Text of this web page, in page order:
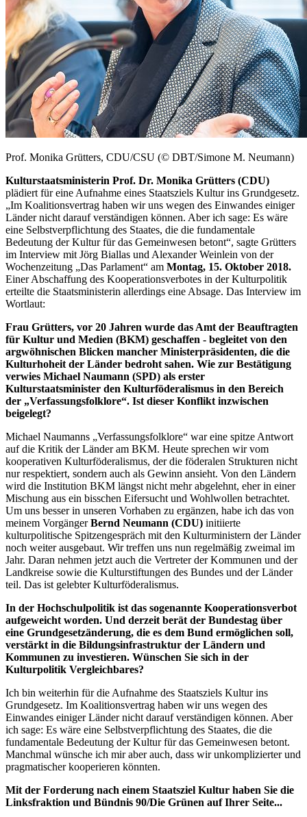
Prof. Monika Grütters, CDU/CSU (© DBT/Simone M. Neumann)
Kulturstaatsministerin Prof. Dr. Monika Grütters (CDU)
plädiert für eine Aufnahme eines Staatsziels Kultur ins Grundgesetz.
„Im Koalitionsvertrag haben wir uns wegen des Einwandes einiger
Länder nicht darauf verständigen können. Aber ich sage: Es wäre
eine Selbstverpflichtung des Staates, die die fundamentale
Bedeutung der Kultur für das Gemeinwesen betont“, sagte Grütters
im Interview mit Jörg Biallas und Alexander Weinlein von der
Wochenzeitung „Das Parlament“ am Montag, 15. Oktober 2018.
Einer Abschaffung des Kooperationsverbotes in der Kulturpolitik
erteilte die Staatsministerin allerdings eine Absage. Das Interview im
Wortlaut:
Frau Grütters, vor 20 Jahren wurde das Amt der Beauftragten
für Kultur und Medien (BKM) geschaffen - begleitet von den
argwöhnischen Blicken mancher Ministerpräsidenten, die die
Kulturhoheit der Länder bedroht sahen. Wie zur Bestätigung
verwies Michael Naumann (SPD) als erster
Kulturstaatsminister den Kulturföderalismus in den Bereich
der „Verfassungsfolklore“. Ist dieser Konflikt inzwischen
beigelegt?
Michael Naumanns „Verfassungsfolklore“ war eine spitze Antwort
auf die Kritik der Länder am BKM. Heute sprechen wir vom
kooperativen Kulturföderalismus, der die föderalen Strukturen nicht
nur respektiert, sondern auch als Gewinn ansieht. Von den Ländern
wird die Institution BKM längst nicht mehr abgelehnt, eher in einer
Mischung aus ein bisschen Eifersucht und Wohlwollen betrachtet.
Um uns besser in unseren Vorhaben zu ergänzen, habe ich das von
meinem VorgängerBernd Neumann (CDU) initiierte
kulturpolitische Spitzengespräch mit den Kulturministern der Länder
noch weiter ausgebaut. Wir treffen uns nun regelmäßig zweimal im
Jahr. Daran nehmen jetzt auch die Vertreter der Kommunen und der
Landkreise sowie die Kulturstiftungen des Bundes und der Länder
teil. Das ist gelebter Kulturföderalismus.
In der Hochschulpolitik ist das sogenannte Kooperationsverbot
aufgeweicht worden. Und derzeit berät der Bundestag über
eine Grundgesetzänderung, die es dem Bund ermöglichen soll,
verstärkt in die Bildungsinfrastruktur der Ländern und
Kommunen zu investieren. Wünschen Sie sich in der
Kulturpolitik Vergleichbares?
Ich bin weiterhin für die Aufnahme des Staatsziels Kultur ins
Grundgesetz. Im Koalitionsvertrag haben wir uns wegen des
Einwandes einiger Länder nicht darauf verständigen können. Aber
ich sage: Es wäre eine Selbstverpflichtung des Staates, die die
fundamentale Bedeutung der Kultur für das Gemeinwesen betont.
Manchmal wünsche ich mir aber auch, dass wir unkomplizierter und
pragmatischer kooperieren könnten.
Mit der Forderung nach einem Staatsziel Kultur haben Sie die
Linksfraktion und Bündnis 90/Die Grünen auf Ihrer Seite...